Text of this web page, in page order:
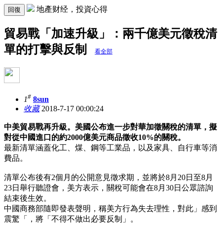
回復 地產财经，投資心得
貿易戰「加速升級」：兩千億美元徵稅清
單的打擊與反制
看全部
1# 8sun
收藏2018-7-17 00:00:24
中美貿易戰再升級。美國公布進一步對華加徵關稅的清單，擬
對從中國進口的約2000億美元商品徵收10%的關稅。
最新清單涵蓋化工、煤、鋼等工業品，以及家具、自行車等消
費品。
清單公布後有2個月的公開意見徵求期，並將於8月20日至8月
23日舉行聽證會，美方表示，關稅可能會在8月30日公眾諮詢
結束後生效。
中國商務部隨即發表聲明，稱美方行為失去理性，對此」感到
震驚「，將「不得不做出必要反制」。